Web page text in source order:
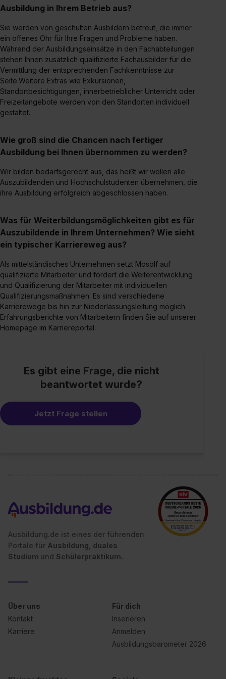
S. 1 lit. a) DS-GVO). Die USA verfügen über kein
II). Du kannst die von dir erteilte Einwilligung jederzeit mit
Wirkung für die Zukunft ganz oder teilweise über unsere
Datenschutzerklärung unter dem Punkt „Datenschutz-
Einstellungen“ widerrufen. Weitere Informationen zu den
einzelnen Cookies findest du durch Klick auf „Details
zeigen“. Weitere Informationen:Datenschutzerklärung
Impressum.
Ausbildung in Ihrem Betrieb aus?
Sie werden von geschulten Ausbildern betreut, die immer
ein offenes Ohr für Ihre Fragen und Probleme haben.
Während der Ausbildungseinsätze in den Fachabteilungen
stehen Ihnen zusätzlich qualifizierte Fachausbilder für die
Vermittlung der entsprechenden Fachkenntnisse zur
Seite.Weitere Extras wie Exkursionen,
Standortbesichtigungen, innerbetrieblicher Unterricht oder
Freizeitangebote werden von den Standorten individuell
gestaltet.
Wie groß sind die Chancen nach fertiger
Ausbildung bei Ihnen übernommen zu werden?
Wir bilden bedarfsgerecht aus, das heißt wir wollen alle
Auszubildenden und Hochschulstudenten übernehmen, die
ihre Ausbildung erfolgreich abgeschlossen haben.
Was für Weiterbildungsmöglichkeiten gibt es für
Auszubildende in Ihrem Unternehmen? Wie sieht
ein typischer Karriereweg aus?
Als mittelständisches Unternehmen setzt Mosolf auf
qualifizierte Mitarbeiter und fördert die Weiterentwicklung
und Qualifizierung der Mitarbeiter mit individuellen
Qualifizierungsmaßnahmen. Es sind verschiedene
Karrierewege bis hin zur Niederlassungsleitung möglich.
Erfahrungsberichte von Mitarbeitern finden Sie auf unserer
Homepage im Karriereportal.
Es gibt eine Frage, die nicht
beantwortet wurde?
Jetzt Frage stellen
Ausbildung.de ist eines der führenden
Portale für Ausbildung, duales
Studium und Schülerpraktikum.
Über uns
Kontakt
Karriere
Für dich
Inserieren
Anmelden
Ausbildungsbarometer 2026